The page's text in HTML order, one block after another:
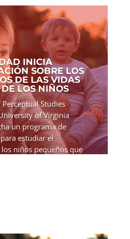
INICIA
SOBRE LOS
DE LAS VIDAS
LOS NIÑOS
Studies
of Virginia
un programa de
estudiar el
niños pequeños que